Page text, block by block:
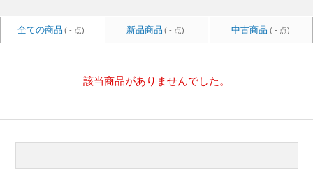
全ての商品 ( - 点) 新品商品 ( - 点) 中古商品 ( - 点)
該当商品がありませんでした。